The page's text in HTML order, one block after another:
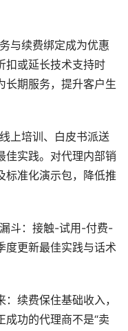
与续费绑定成为优惠
扣或延长技术支持时
长期服务，提升客户生
上培训、白皮书派送
佳实践。对代理内部销
标准化演示包，降低推
斗：接触-试用-付费-
度更新最佳实践与话术
续费保住基础收入，
功的代理商不是“卖